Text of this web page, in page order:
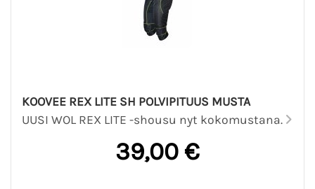
KOOVEE REX LITE SH POLVIPITUUS MUSTA
UUSI WOL REX LITE -shousu nyt kokomustana.
39,00 €